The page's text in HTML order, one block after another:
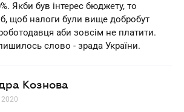
Якби був інтерес бюджету, то
щоб налоги були вище добробут
аби зовсім не платити.
слово - зрада України.
Кознова
2020